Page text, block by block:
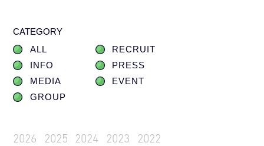
CATEGORY
ALL
RECRUIT
INFO
PRESS
MEDIA
EVENT
GROUP
2026 2025 2024 2023
2022